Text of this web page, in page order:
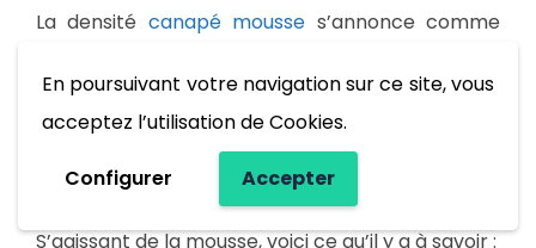
En poursuivant votre navigation sur ce site, vous
acceptez l’utilisation de Cookies.
Configurer Accepter
La densité canapé mousse s’annonce comme
variétés de mousse. Selon la zone du canapé
ciblée (accoudoirs, siège, dossier
du rembourrage va automatiquement varier.
S’agissant de la mousse, voici ce qu’il y a à savoir :